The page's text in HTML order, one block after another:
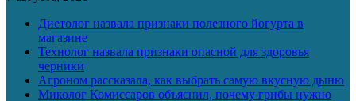
Диетолог назвала признаки полезного йогурта в
магазине
Технолог назвала признаки опасной для здоровья
черники
Агроном рассказала, как выбрать самую вкусную дыню
Миколог Комиссаров объяснил, почему грибы нужно